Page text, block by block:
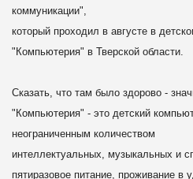
коммуникации",
который проходил в августе в
"Компьютерия" в Тверской области.
Сказать, что там было здорово -
"Компьютерия" - это детский
неограниченным количеством
интеллектуальных, музыкальных и
пятиразовое питание, проживание в